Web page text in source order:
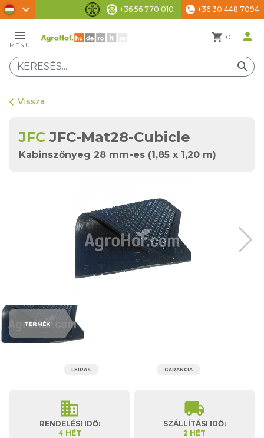
chevron_right
Akadálymentesítési beállítások
+36 56 770 010 phone +36 30 448 7094
menu
MENU
shopping_cart 0 person
search
arrow_back_ios Vissza
JFCJFC-Mat28-Cubicle
Kabinszőnyeg 28 mm-es (1,85 x 1,20 m)
TERMÉK
LEÍRÁS GARANCIA
business
RENDELÉSI IDŐ:
4 HÉT
local_shipping
SZÁLLÍTÁSI IDŐ:
2 HÉT